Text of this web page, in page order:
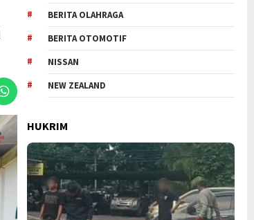
BERITA OLAHRAGA
BERITA OTOMOTIF
NISSAN
NEW ZEALAND
HUKRIM